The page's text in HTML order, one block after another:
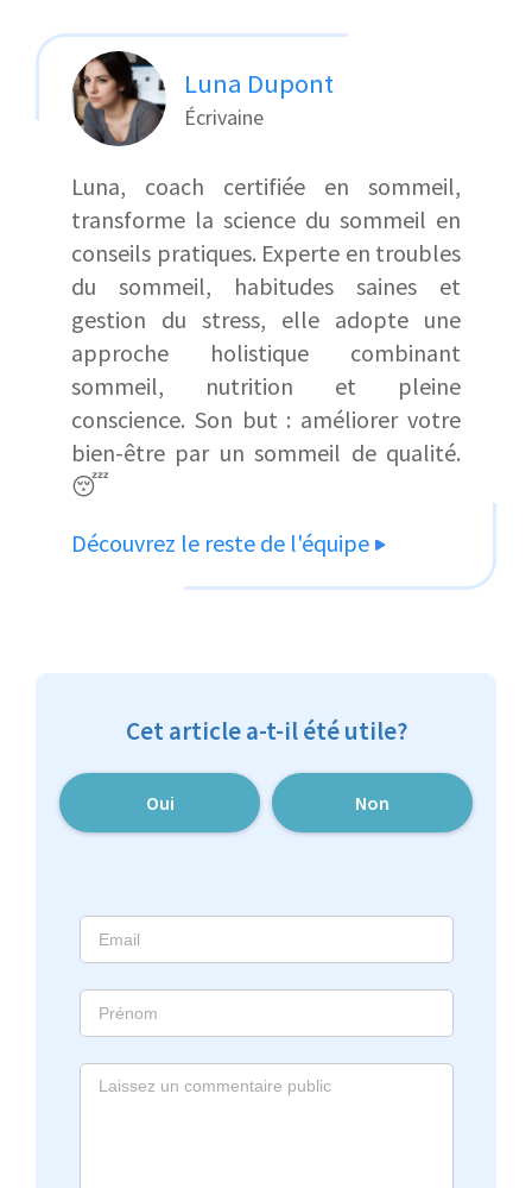
Luna Dupont
Écrivaine
Luna, coach certifiée en sommeil,
transforme la science du sommeil en
conseils pratiques. Experte en troubles
du sommeil, habitudes saines et
gestion du stress, elle adopte une
approche holistique combinant
sommeil, nutrition et pleine
conscience. Son but : améliorer votre
bien-être par un sommeil de qualité.
😴
Découvrez le reste de l'équipe
Cet article a-t-il été utile?
Oui Non